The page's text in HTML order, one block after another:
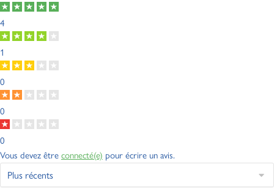
4
1
0
0
0
Vous devez être connecté(e) pour écrire un avis.